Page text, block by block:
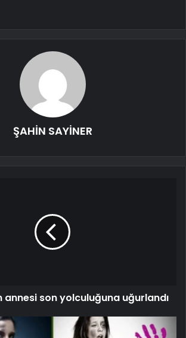
ŞAHİN SAYİNER
annesi son yolculuğuna uğurlandı